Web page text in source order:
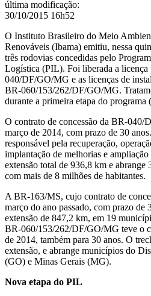
última modificação:
30/10/2015 16h52
O Instituto Brasileiro do Meio
Renováveis (Ibama) emitiu, nessa
três rodovias concedidas pelo
Logística (PIL). Foi liberada a licença
040/DF/GO/MG e as licenças de
BR-060/153/262/DF/GO/MG.
durante a primeira etapa do programa
O contrato de concessão da BR-040/
março de 2014, com prazo de 30
responsável pela recuperação,
implantação de melhorias e
extensão total de 936,8 km e
com mais de 8 milhões de habitantes.
A BR-163/MS, cujo contrato de
março do ano passado, com prazo de
extensão de 847,2 km, em 19
BR-060/153/262/DF/GO/MG teve o
de 2014, também para 30 anos. O
extensão, e abrange municípios do
(GO) e Minas Gerais (MG).
Nova etapa do PIL